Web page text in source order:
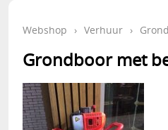
Webshop › Verhuur ›
Grondboor met